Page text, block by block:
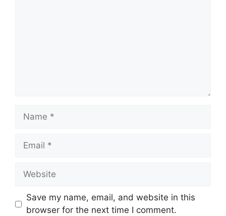
Save my name, email, and website in this
browser for the next time I comment.